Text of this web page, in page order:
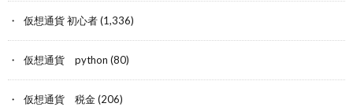
仮想通貨 初心者(1,336)
仮想通貨 python (80)
仮想通貨 税金(206)